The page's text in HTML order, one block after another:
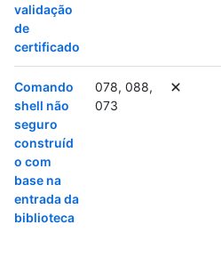
validação
de
certificado
Comando
shell não
seguro
construíd
o com
base na
entrada da
biblioteca
078, 088,
073